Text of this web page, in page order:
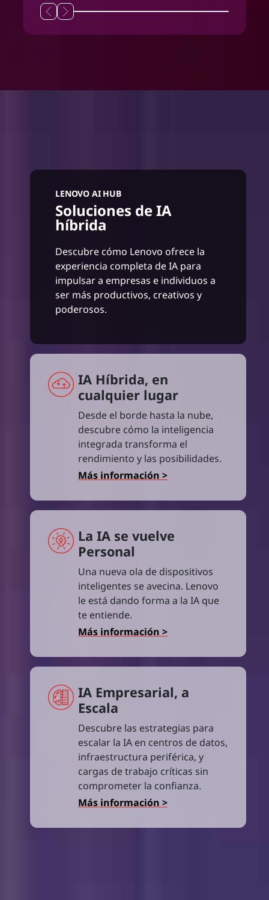
LENOVO AI HUB
Soluciones de IA
híbrida
Descubre cómo Lenovo ofrece la
experiencia completa de IA para
impulsar a empresas e individuos a
ser más productivos, creativos y
poderosos.
IA Híbrida, en
cualquier lugar
Desde el borde hasta la nube,
descubre cómo la inteligencia
integrada transforma el
rendimiento y las posibilidades.
Más información >
La IA se vuelve
Personal
Una nueva ola de dispositivos
inteligentes se avecina. Lenovo
le está dando forma a la IA que
te entiende.
Más información >
IA Empresarial, a
Escala
Descubre las estrategias para
escalar la IA en centros de datos,
infraestructura periférica, y
cargas de trabajo críticas sin
comprometer la confianza.
Más información >